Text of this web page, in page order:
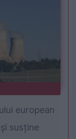
european
susține